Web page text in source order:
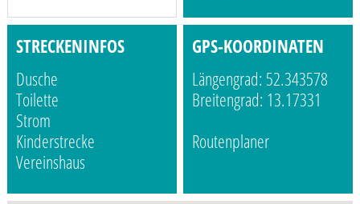
STRECKENINFOS
Dusche
Toilette
Strom
Kinderstrecke
Vereinshaus
GPS-KOORDINATEN
Längengrad: 52.343578
Breitengrad: 13.17331
Routenplaner